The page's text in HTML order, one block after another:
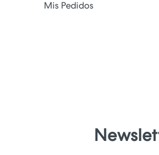
Mis Pedidos